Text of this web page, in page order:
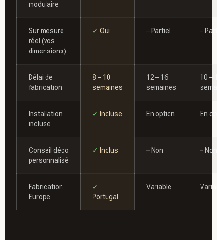
modulaire
Sur mesure
réel (vos
dimensions)
✓ Oui – Partiel –
Délai de
fabrication
8 – 10
semaines
12 – 16
semaines
10 –
Installation
incluse
✓ Incluse En option En
Conseil déco
personnalisé
✓ Inclus – Non – Non
Fabrication
Europe
✓
Portugal
Variable